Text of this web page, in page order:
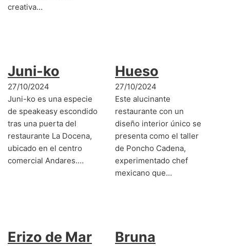
creativa…
Juni-ko
27/10/2024
Juni-ko es una especie
de speakeasy escondido
tras una puerta del
restaurante La Docena,
ubicado en el centro
comercial Andares.…
Hueso
27/10/2024
Este alucinante
restaurante con un
diseño interior único se
presenta como el taller
de Poncho Cadena,
experimentado chef
mexicano que…
Erizo de Mar Bruna